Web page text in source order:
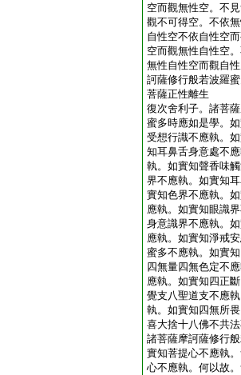
空而觀無性空。不
觀不可得空。不依
自性空不依自性空
空而觀無性自性空
無性自性空而觀自
訶薩修行般若波羅
菩薩正性離生
復次舍利子。諸菩
蜜多時應如是學。
受想行識不應執。
知耳鼻舌身意處不
執。如實知聲香味
界不應執。如實知
實知色界不應執。
應執。如實知眼識
身意識界不應執。
應執。如實知淨戒
蜜多不應執。如實
四無量四無色定不
應執。如實知四正
覺支八聖道支不應
執。如實知四無所
喜大捨十八佛不共
諸菩薩摩訶薩修行
實知菩提心不應執
心不應執。何以故